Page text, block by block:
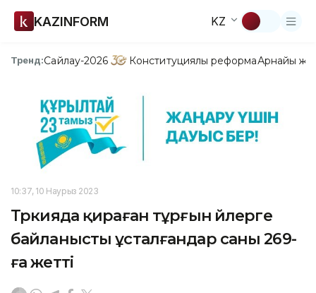
KAZINFORM KZ
Тренд:Сайлау-2026 Конституциялық реформаАрнайы
10:37, 10 Наурыз 2023
Түркияда қираған тұрғын үйлерге
байланысты ұсталғандар саны 269-
ға жетті